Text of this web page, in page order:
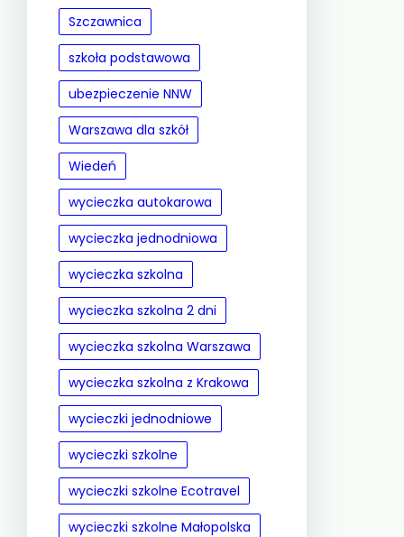
Szczawnica
szkoła podstawowa
ubezpieczenie NNW
Warszawa dla szkół
Wiedeń
wycieczka autokarowa
wycieczka jednodniowa
wycieczka szkolna
wycieczka szkolna 2 dni
wycieczka szkolna Warszawa
wycieczka szkolna z Krakowa
wycieczki jednodniowe
wycieczki szkolne
wycieczki szkolne Ecotravel
wycieczki szkolne Małopolska